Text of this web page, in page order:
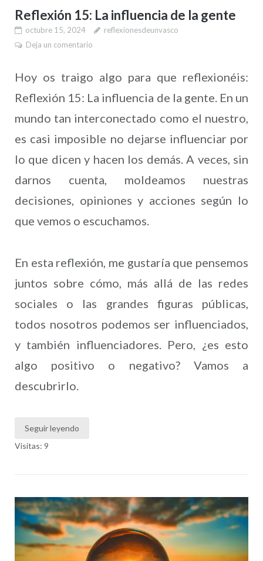
Reflexión 15: La influencia de la gente
octubre 15, 2024
reflexionesdeunvasco
Deja un comentario
Hoy os traigo algo para que reflexionéis:
Reflexión 15: La influencia de la gente. En un
mundo tan interconectado como el nuestro,
es casi imposible no dejarse influenciar por
lo que dicen y hacen los demás. A veces, sin
darnos cuenta, moldeamos nuestras
decisiones, opiniones y acciones según lo
que vemos o escuchamos.
En esta reflexión, me gustaría que pensemos
juntos sobre cómo, más allá de las redes
sociales o las grandes figuras públicas,
todos nosotros podemos ser influenciados,
y también influenciadores. Pero, ¿es esto
algo positivo o negativo? Vamos a
descubrirlo.
Seguir leyendo
Visitas: 9